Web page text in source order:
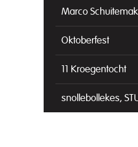
Marco
Oktoberfest
11 Kroegentocht
snollebollekes,